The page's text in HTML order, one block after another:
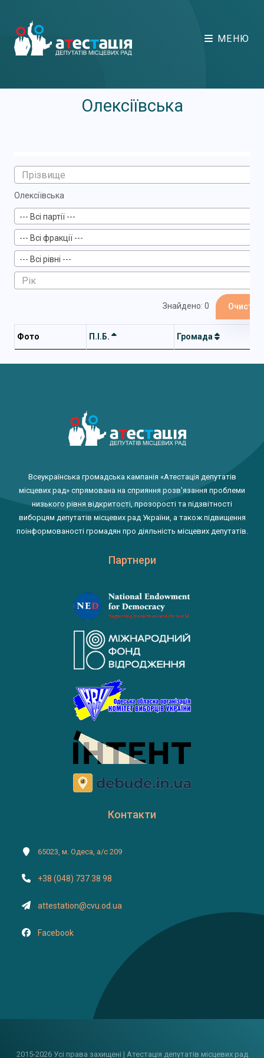
МЕНЮ
Олексіївська
Олексіївська
--- Всі партії ---
--- Всі фракції ---
--- Всі рівні ---
Знайдено: 0
Фото П.І.Б. Громада
Всеукраїнська громадська кампанія «Атестація депутатів
місцевих рад» спрямована на сприяння розв'язання проблеми
низького рівня відкритості, прозорості та підзвітності
виборцям депутатів місцевих рад України, а також підвищення
поінформованості громадян про діяльність місцевих депутатів.
Партнери
Контакти
65023, м. Одеса, а/с 209
+38 (048) 737 38 98
attestation@cvu.od.ua
Facebook
2015-2026 Усі права захищені | Атестація депутатів місцевих рад